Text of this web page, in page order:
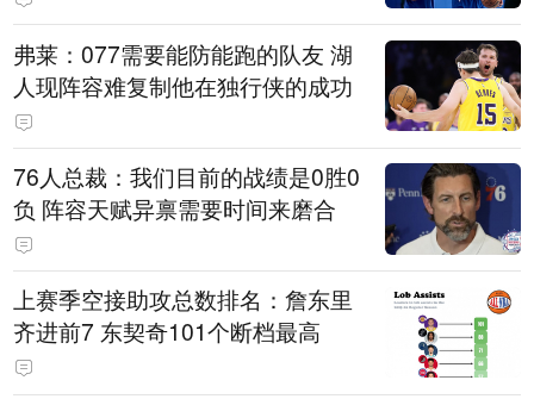
弗莱：077需要能防能跑的队友 湖
人现阵容难复制他在独行侠的成功
76人总裁：我们目前的战绩是0胜0
负 阵容天赋异禀需要时间来磨合
上赛季空接助攻总数排名：詹东里
齐进前7 东契奇101个断档最高